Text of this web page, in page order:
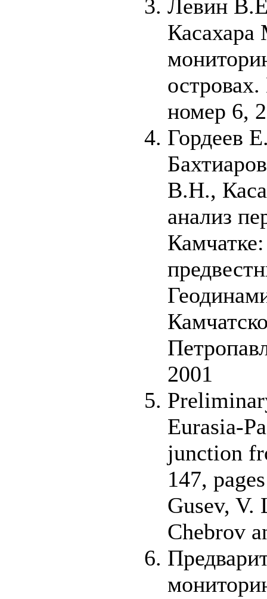
Левин
Касахара
номер 6,
Гордеев
В.Н.,
анализ
2001
Eurasia-
junction
147,
Gusev, V.
Chebrov